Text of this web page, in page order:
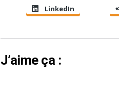
LinkedIn
J’aime ça :